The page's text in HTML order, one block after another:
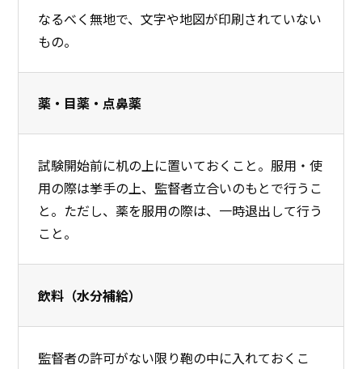
なるべく無地で、文字や地図が印刷されていない
もの。
薬・目薬・点鼻薬
試験開始前に机の上に置いておくこと。服用・使
用の際は挙手の上、監督者立合いのもとで行うこ
と。ただし、薬を服用の際は、一時退出して行う
こと。
飲料（水分補給）
監督者の許可がない限り鞄の中に入れておくこ